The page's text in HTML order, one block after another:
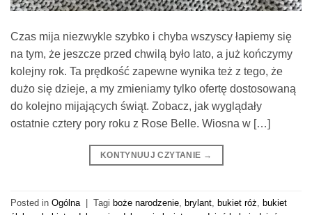
Czas mija niezwykle szybko i chyba wszyscy łapiemy się
na tym, że jeszcze przed chwilą było lato, a już kończymy
kolejny rok. Ta prędkość zapewne wynika też z tego, że
dużo się dzieje, a my zmieniamy tylko ofertę dostosowaną
do kolejno mijających świąt. Zobacz, jak wyglądały
ostatnie cztery pory roku z Rose Belle. Wiosna w […]
KONTYNUUJ CZYTANIE →
Posted in Ogólna | Tagi boże narodzenie brylant bukiet róż bukiet